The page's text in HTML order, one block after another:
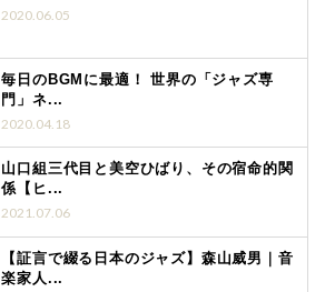
2020.06.05
毎日のBGMに最適！ 世界の「ジャズ専
門」ネ...
2020.04.18
山口組三代目と美空ひばり、その宿命的関
係【ヒ...
2021.07.06
【証言で綴る日本のジャズ】森山威男｜音
楽家人...